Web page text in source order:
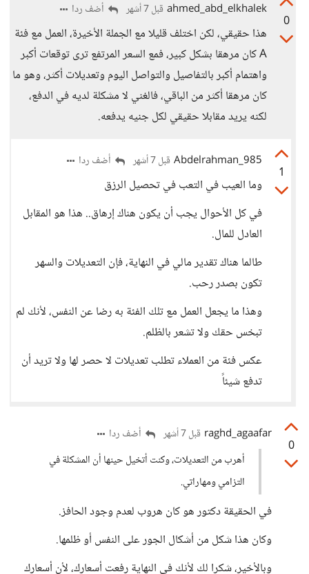
0
ahmed_abd_elkhalek قبل 7 أشهر أضف ردا
هذا حقيقي، لكن اختلف قليلا مع الجملة الأخيرة، العمل مع فئة
A كان مرهقا بشكل كبير، فمع السعر المرتفع ترى توقعات أكبر
واهتمام أكبر بالتفاصيل والتواصل اليوم وتعديلات أكثر، وهو ما
كان مرهقا أكثر من الباقي، فالغني لا مشكلة لديه في الدفع،
لكنه يريد مقابلا حقيقي لكل جنيه يدفعه.
1
Abdelrahman_985 قبل 7 أشهر أضف ردا
وما العيب في التعب في تحصيل الرزق
في كل الأحوال يجب أن يكون هناك إرهاق.. هذا هو المقابل
العادل للمال.
طالما هناك تقدير مالي في النهاية، فإن التعديلات والسهر
تكون بصدر رحب.
وهذا ما يجعل العمل مع تلك الفئة به رضا عن النفس، لأنك لم
تبخس حقك ولا تشعر بالظلم.
عكس فئة من العملاء تطلب تعديلات لا حصر لها ولا تريد أن
تدفع شيئاً
0
raghd_agaafar قبل 7 أشهر
أضف ردا
أهرب من التعديلات، وكنت أتخيل حينها أن المشكلة في
التزامي ومهاراتي.
في الحقيقة دكتور هو كان هروب لعدم وجود الحافز.
وكان هذا شكل من أشكال الجور على النفس أو ظلمها.
وبالأخير، شكرا لك لأنك في النهاية رفعت أسعارك، لأن أسعارك